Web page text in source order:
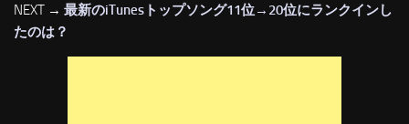
NEXT → 最新のiTunesトップソング11位→20位にランクインし
たのは？